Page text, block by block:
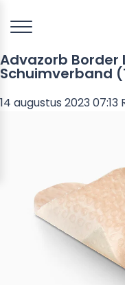
Advazorb Border
Schuimverband
14 augustus 2023 07:13